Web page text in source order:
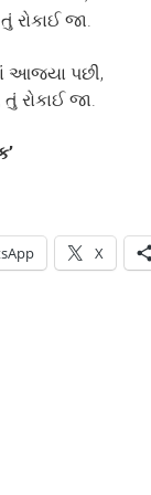
જા.
આજ્યા પછી,
જા.
X